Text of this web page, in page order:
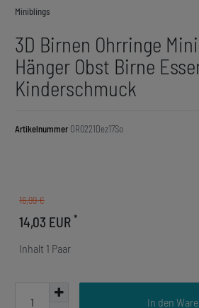
Miniblings
3D Birnen Ohrringe
Hänger Obst Birne
Kinderschmuck
Artikelnummer OR0221Dez17So
16,99 €
14,03 EUR *
Inhalt 1 Paar
In den